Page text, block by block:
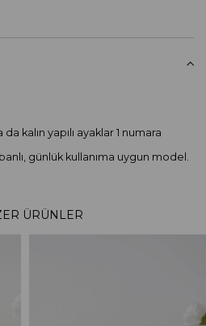
kalın yapılı ayaklar 1 numara
günlük kullanıma uygun model.
ÜRÜNLER